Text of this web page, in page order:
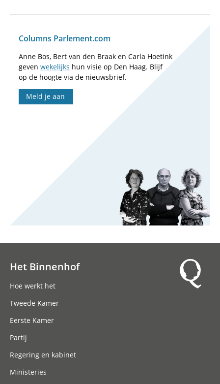
Columns Parlement.com
Anne Bos, Bert van den Braak en Carla Hoetink
geven wekelijks hun visie op Den Haag. Blijf
op de hoogte via de nieuwsbrief.
Meld je aan
Het Binnenhof
Hoe werkt het
Tweede Kamer
Eerste Kamer
Partij
Regering en kabinet
Ministeries